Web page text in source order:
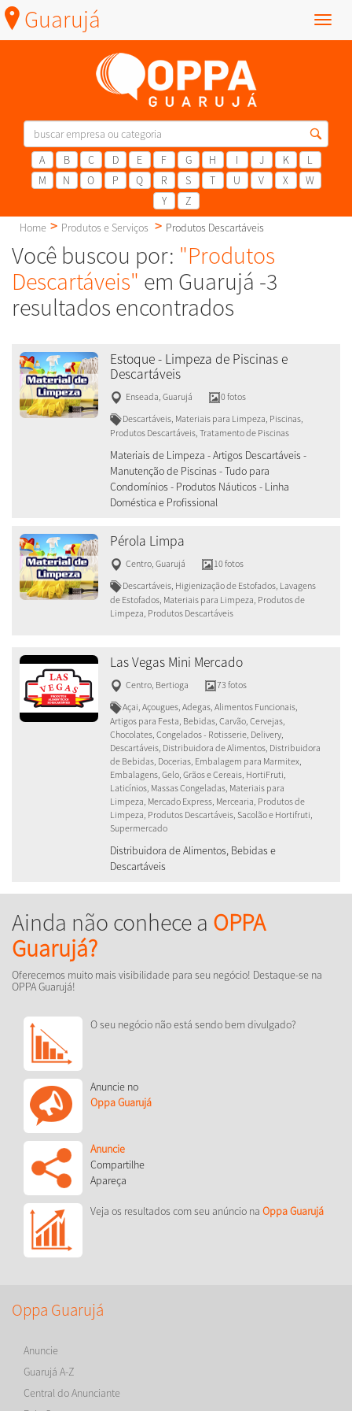
Menu
Guarujá
A B C D E F G H I J K
L
M
N O P Q R S T U V X
W
Y
Z
Home
Produtos e Serviços Produtos Descartáveis
Você buscou por: "Produtos
Descartáveis" em Guarujá -3
resultados encontrados
Estoque - Limpeza de Piscinas e
Descartáveis
Enseada Guarujá
0 fotos
Descartáveis, Materiais para Limpeza, Piscinas,
Produtos Descartáveis, Tratamento de Piscinas
Materiais de Limpeza - Artigos Descartáveis -
Manutenção de Piscinas - Tudo para
Condomínios - Produtos Náuticos - Linha
Doméstica e Profissional
Pérola Limpa
Centro, Guarujá
10 fotos
Descartáveis, Higienização de Estofados, Lavagens
de Estofados, Materiais para Limpeza, Produtos de
Limpeza, Produtos Descartáveis
Las Vegas Mini Mercado
Centro, Bertioga
73 fotos
Açai, Açougues, Adegas, Alimentos Funcionais,
Artigos para Festa, Bebidas, Carvão, Cervejas,
Chocolates, Congelados - Rotisserie, Delivery,
Descartáveis, Distribuidora de Alimentos, Distribuidora
de Bebidas, Docerias, Embalagem para Marmitex,
Embalagens, Gelo, Grãos e Cereais, HortiFruti,
Laticínios, Massas Congeladas, Materiais para
Limpeza, Mercado Express, Mercearia, Produtos de
Limpeza, Produtos Descartáveis, Sacolão e Hortifruti,
Supermercado
Distribuidora de Alimentos, Bebidas e
Descartáveis
Ainda não conhece a OPPA
Guarujá?
Oferecemos muito mais visibilidade para seu negócio! Destaque-se na
OPPA Guarujá!
O seu negócio não está sendo bem divulgado?
Anuncie no
Oppa Guarujá
Anuncie
Compartilhe
Apareça
Veja os resultados com seu anúncio na Oppa Guarujá
Oppa Guarujá
Anuncie
Guarujá A-Z
Central do Anunciante